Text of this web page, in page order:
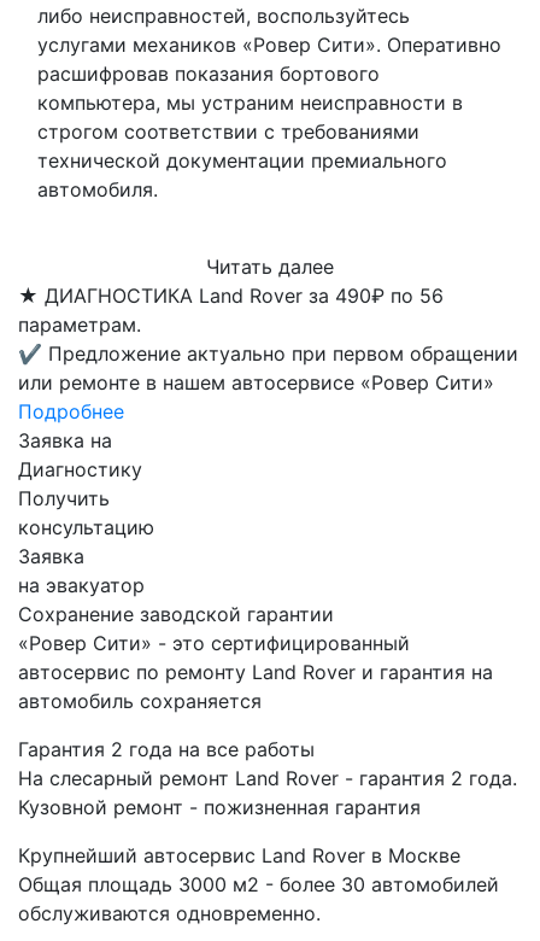
либо неисправностей, воспользуйтесь
услугами механиков «Ровер Сити». Оперативно
расшифровав показания бортового
компьютера, мы устраним неисправности в
строгом соответствии с требованиями
технической документации премиального
автомобиля.
Читать далее
★ ДИАГНОСТИКА Land Rover за 490₽ по 56
параметрам.
✔ Предложение актуально при первом обращении
или ремонте в нашем автосервисе «Ровер Сити»
Подробнее
Заявка на
Диагностику
Получить
консультацию
Заявка
на эвакуатор
Сохранение заводской гарантии
«Ровер Сити» - это сертифицированный
автосервис по ремонту Land Rover и гарантия на
автомобиль сохраняется
Гарантия 2 года на все работы
На слесарный ремонт Land Rover - гарантия 2 года.
Кузовной ремонт - пожизненная гарантия
Крупнейший автосервис Land Rover в Москве
Общая площадь 3000 м2 - более 30 автомобилей
обслуживаются одновременно.